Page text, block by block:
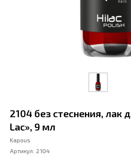
2104 без стеснения, лак
Lac», 9 мл
Kapous
Артикул: 2104